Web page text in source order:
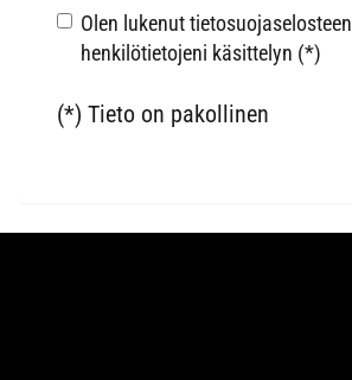
Olen lukenuttietosuojaselosteen
henkilötietojeni käsittelyn (*)
(*) Tieto on pakollinen